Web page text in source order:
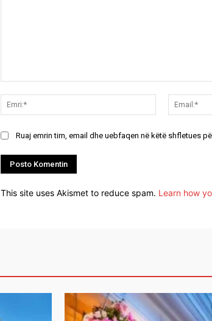
Emri:*
Ruaj emrin tim, email dhe uebfaqen në këtë shfletues
This site uses Akismet to reduce spam. Learn how